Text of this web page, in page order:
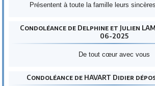
Présentent à toute la famille leurs
Condoléance de Delphine et Julien
06-2025
De tout cœur avec vous
Condoléance de HAVART Didier